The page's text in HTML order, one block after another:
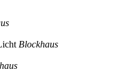
Blockhaus